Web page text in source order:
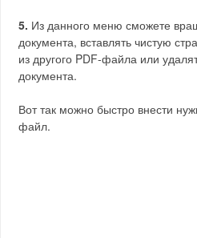
5. Из данного меню сможете
документа, вставлять чистую
из другого PDF-файла или
документа.
Вот так можно быстро внести
файл.